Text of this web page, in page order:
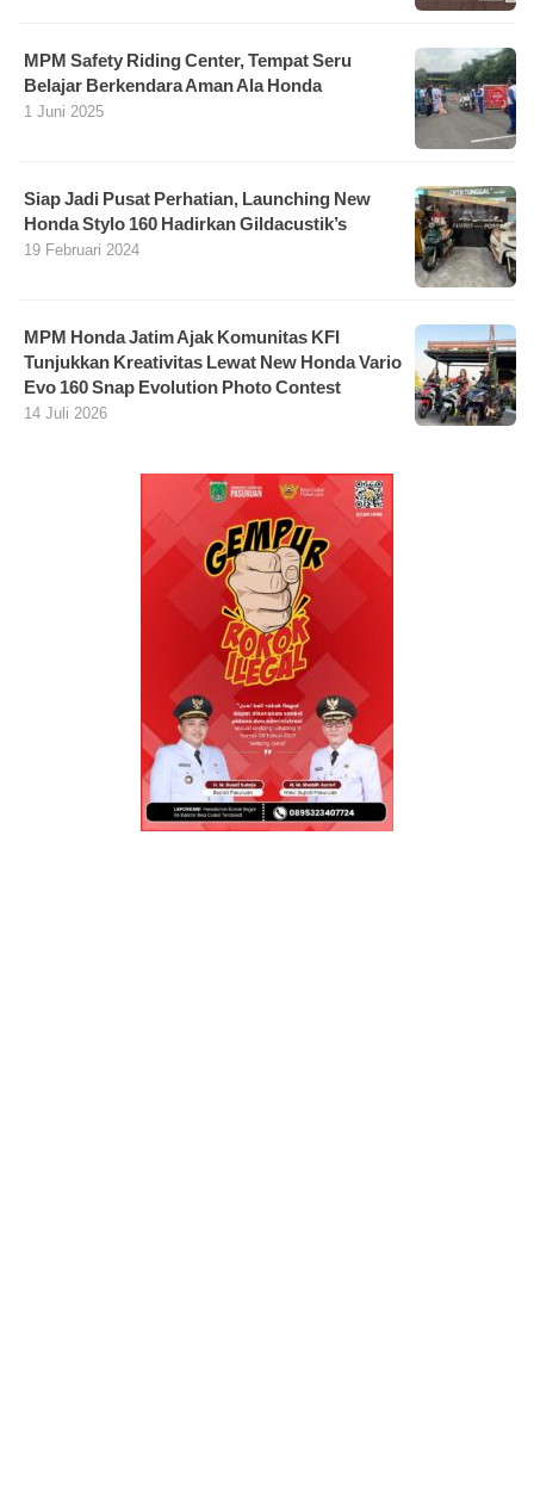
MPM Safety Riding Center, Tempat Seru
Belajar Berkendara Aman Ala Honda
1 Juni 2025
Siap Jadi Pusat Perhatian, Launching New
Honda Stylo 160 Hadirkan Gildacustik’s
19 Februari 2024
MPM Honda Jatim Ajak Komunitas KFI
Tunjukkan Kreativitas Lewat New Honda Vario
Evo 160 Snap Evolution Photo Contest
14 Juli 2026